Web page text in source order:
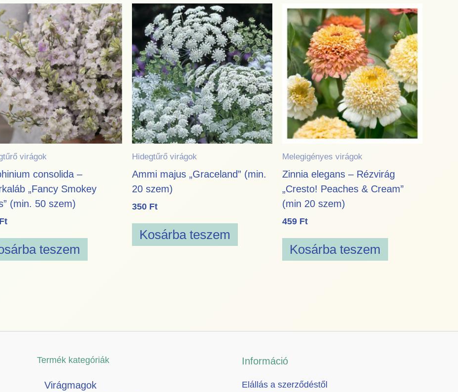
virágok
consolida –
„Fancy Smokey
(min. 50 szem)
Ft
teszem
Hidegtűrő virágok
Ammi majus „Graceland” (min.
20 szem)
350 Ft
Kosárba teszem
Melegigényes virágok
Zinnia elegans – Rézvirág
„Cresto! Peaches & Cream”
(min 20 szem)
459 Ft
Kosárba teszem
Termék kategóriák
Virágmagok
Információ
Elállás a szerződéstől